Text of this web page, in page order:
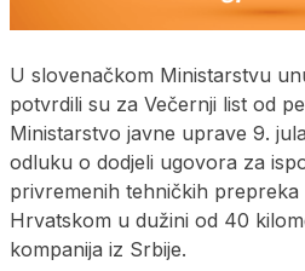
U slovenačkom Ministarstvu
potvrdili su za Večernji list od
Ministarstvo javne uprave 9.
odluku o dodjeli ugovora za
privremenih tehničkih prepreka
Hrvatskom u dužini od 40
kompanija iz Srbije.